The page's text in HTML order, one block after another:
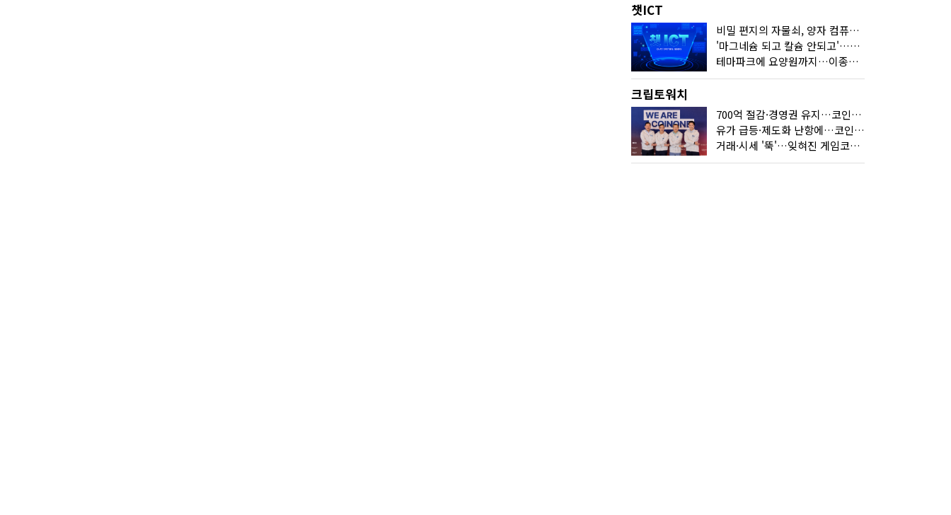
챗ICT
비밀 편지의 자물쇠, 양자 컴퓨터가 연다
'마그네슘 되고 칼슘 안되고'…다음 'AI 요약' 갈 길은
테마파크에 요양원까지…이종사업 눈독 들이는 게임사
크립토워치
700억 절감·경영권 유지…코인원의 '영리한 딜'
유가 급등·제도화 난항에…코인 또 '멈칫'
거래·시세 '뚝'…잊혀진 게임코인들